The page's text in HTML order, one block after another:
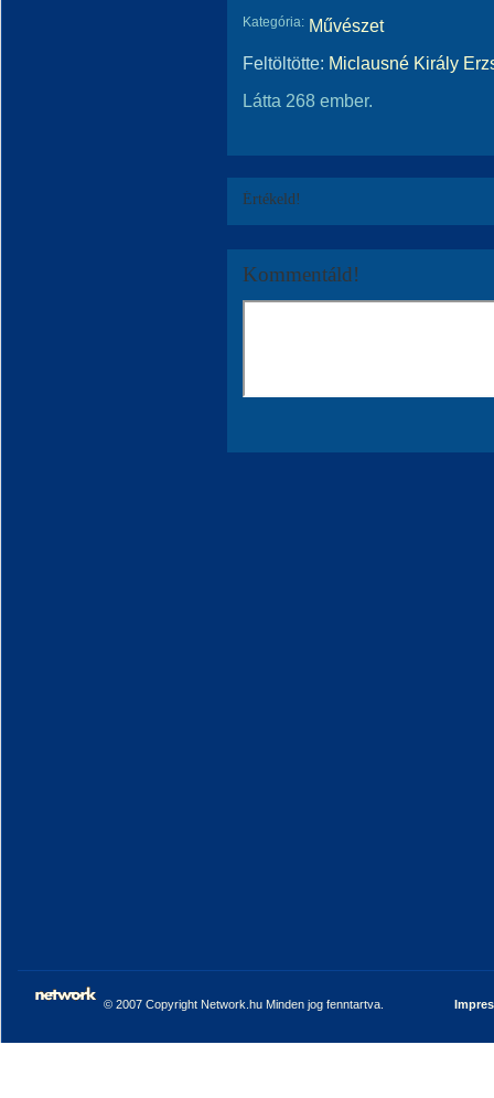
Kategória: Művészet
Feltöltötte: Miclausné Király
Látta 268 ember.
Értékeld!
Kommentáld!
© 2007 Copyright Network.hu Minden jog fenntartva.